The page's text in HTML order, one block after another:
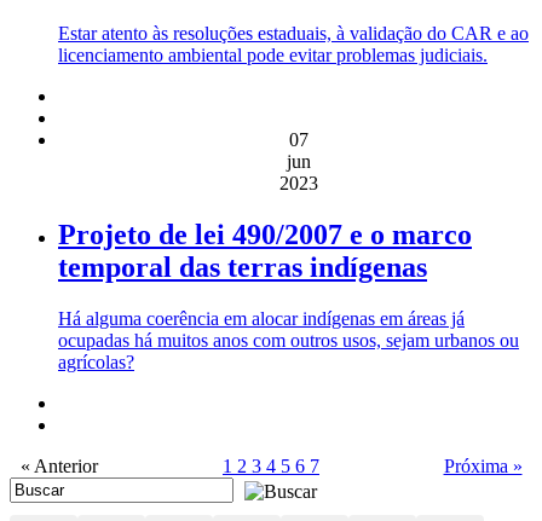
Estar atento às resoluções estaduais, à validação do CAR e ao
licenciamento ambiental pode evitar problemas judiciais.
07
jun
2023
Projeto de lei 490/2007 e o marco
temporal das terras indígenas
Há alguma coerência em alocar indígenas em áreas já
ocupadas há muitos anos com outros usos, sejam urbanos ou
agrícolas?
« Anterior 1 2 3 4 5 6 7 Próxima »